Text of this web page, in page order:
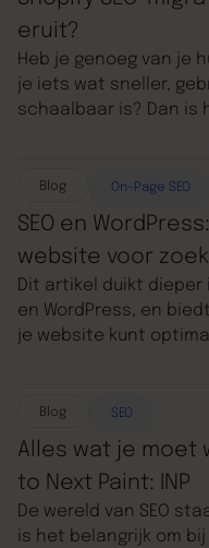
eruit?
Heb je genoeg van je
je iets wat sneller,
schaalbaar is? Dan is
je je website in een
stappen, waar moet
dat? Pak je koffie en
Blog On-Page SEO
SEO en
website voor
Dit artikel duikt dieper
en WordPress, en
je website kunt
website, dus lees
Blog SEO
Alles wat je moet
to Next Paint: INP
De wereld van SEO
is het belangrijk om